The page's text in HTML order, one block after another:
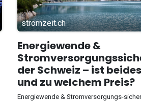
stromzeit.ch
Energiewende &
der Schweiz – ist
und zu welchem Preis?
Energiewende & Stromversorgungs-